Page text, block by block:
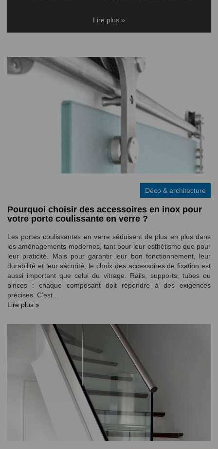
Lire plus »
Déco & architecture
Pourquoi choisir des accessoires en inox pour
votre porte coulissante en verre ?
Les portes coulissantes en verre séduisent de plus en plus dans
les aménagements modernes, tant pour leur esthétisme que pour
leur praticité. Mais pour garantir leur bon fonctionnement, leur
durabilité et leur sécurité, le choix des accessoires de fixation est
aussi important que celui du vitrage. Rails, supports, tubes ou
pinces : chaque composant doit répondre à des exigences
précises. C’est...
Lire plus »